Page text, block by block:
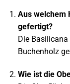
Aus welchem
gefertigt?
Die
Buchenholz
Wie ist die